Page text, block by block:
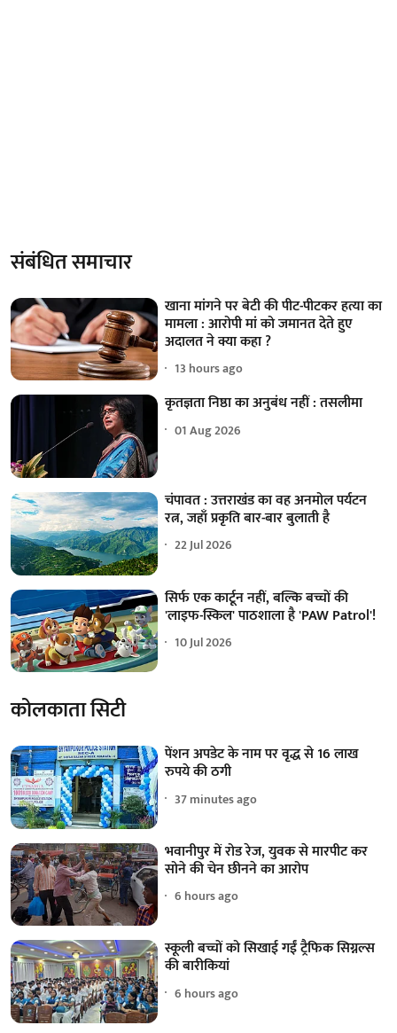
संबंधित समाचार
खाना मांगने पर बेटी की पीट-पीटकर हत्या का
मामला : आरोपी मां को जमानत देते हुए
अदालत ने क्या कहा ?
13 hours ago
कृतज्ञता निष्ठा का अनुबंध नहीं : तसलीमा
01 Aug 2026
चंपावत : उत्तराखंड का वह अनमोल पर्यटन
रत्न, जहाँ प्रकृति बार-बार बुलाती है
22 Jul 2026
सिर्फ एक कार्टून नहीं, बल्कि बच्चों की
'लाइफ-स्किल' पाठशाला है 'PAW Patrol'!
10 Jul 2026
कोलकाता सिटी
पेंशन अपडेट के नाम पर वृद्ध से 16 लाख
रुपये की ठगी
37 minutes ago
भवानीपुर में रोड रेज, युवक से मारपीट कर
सोने की चेन छीनने का आरोप
6 hours ago
स्कूली बच्चों को सिखाई गईं ट्रैफिक सिग्नल्स
की बारीकियां
6 hours ago